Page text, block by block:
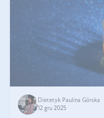
Dietetyk Paulina Górska
12 gru 2025